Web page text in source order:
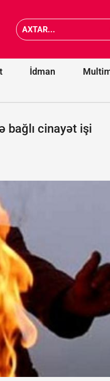
İdman
bağlı cinayət işi